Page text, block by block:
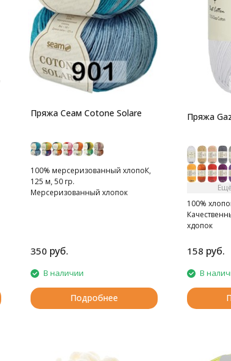
Пряжа Сеам Cotone Solare
100% мерсеризованный хлопоК,
125 м, 50 гр.
Мерсеризованный хлопок
350 руб.
В наличии
Подробнее
Пряжа
100%
хдопок
158 руб.
В